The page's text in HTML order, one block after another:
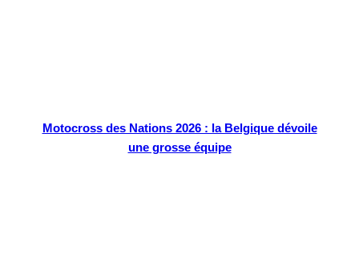
Motocross des Nations 2026 : la Belgique dévoile
une grosse équipe